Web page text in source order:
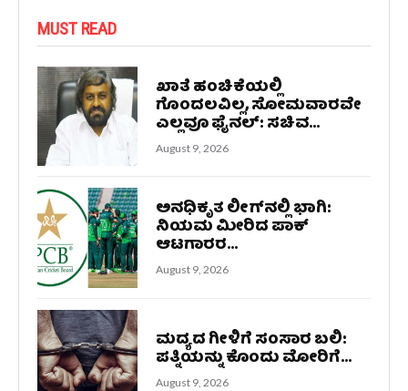
MUST READ
ಖಾತೆ ಹಂಚಿಕೆಯಲ್ಲಿ
ಗೊಂದಲವಿಲ್ಲ, ಸೋಮವಾರವೇ
ಎಲ್ಲವೂ ಫೈನಲ್: ಸಚಿವ...
August 9, 2026
ಅನಧಿಕೃತ ಲೀಗ್‌ನಲ್ಲಿ ಭಾಗಿ:
ನಿಯಮ ಮೀರಿದ ಪಾಕ್
ಆಟಗಾರರ...
August 9, 2026
ಮದ್ಯದ ಗೀಳಿಗೆ ಸಂಸಾರ ಬಲಿ:
ಪತ್ನಿಯನ್ನು ಕೊಂದು ಮೋರಿಗೆ...
August 9, 2026